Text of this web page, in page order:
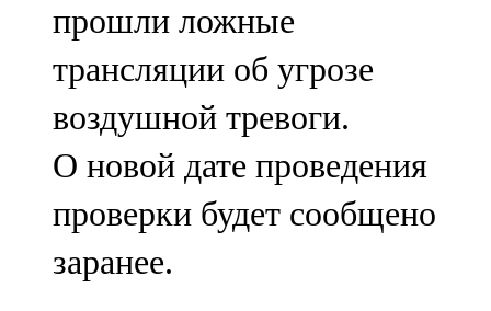
Чүпрәле
91,0 FM
Шәмәрдән
102,3 FM
Яңа чишмә
107,0 FM
прошли ложные
трансляции об угрозе
воздушной тревоги.
О новой дате проведения
проверки будет сообщено
заранее.